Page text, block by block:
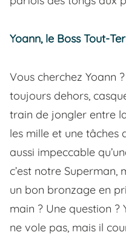
Yoann, le Boss Tout-
Vous cherchez Yoann
toujours dehors,
train de jongler entre
les mille et une tâches
aussi impeccable
c’est notre
un bon bronzage en
main ? Une question ?
ne vole pas, mais il